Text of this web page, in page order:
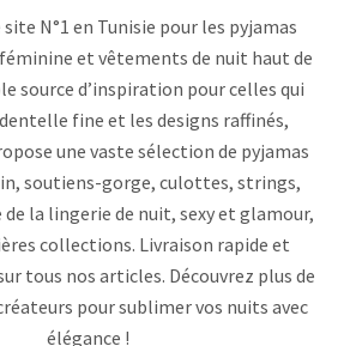
N°1 en Tunisie pour les pyjamas
et vêtements de nuit haut de
source d’inspiration pour celles qui
fine et les designs raffinés,
une vaste sélection de pyjamas
soutiens-gorge, culottes, strings,
la lingerie de nuit, sexy et glamour,
collections. Livraison rapide et
tous nos articles. Découvrez plus de
pour sublimer vos nuits avec
élégance !